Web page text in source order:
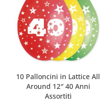
10 Palloncini in Lattice All
Around 12″ 40 Anni
Assortiti